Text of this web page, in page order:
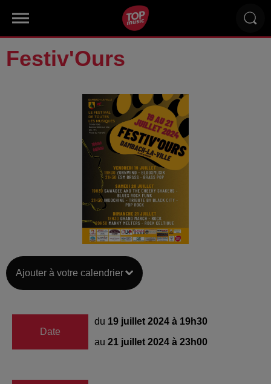
Festiv'Ours
Ajouter à votre calendrier
Date
du 19 juillet 2024 à 19h30
au 21 juillet 2024 à 23h00